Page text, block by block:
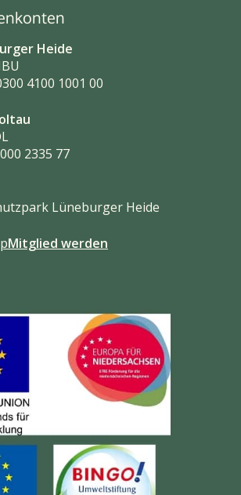
Heide
4100 1001 00
2335 77
Lüneburger Heide
Mitglied werden